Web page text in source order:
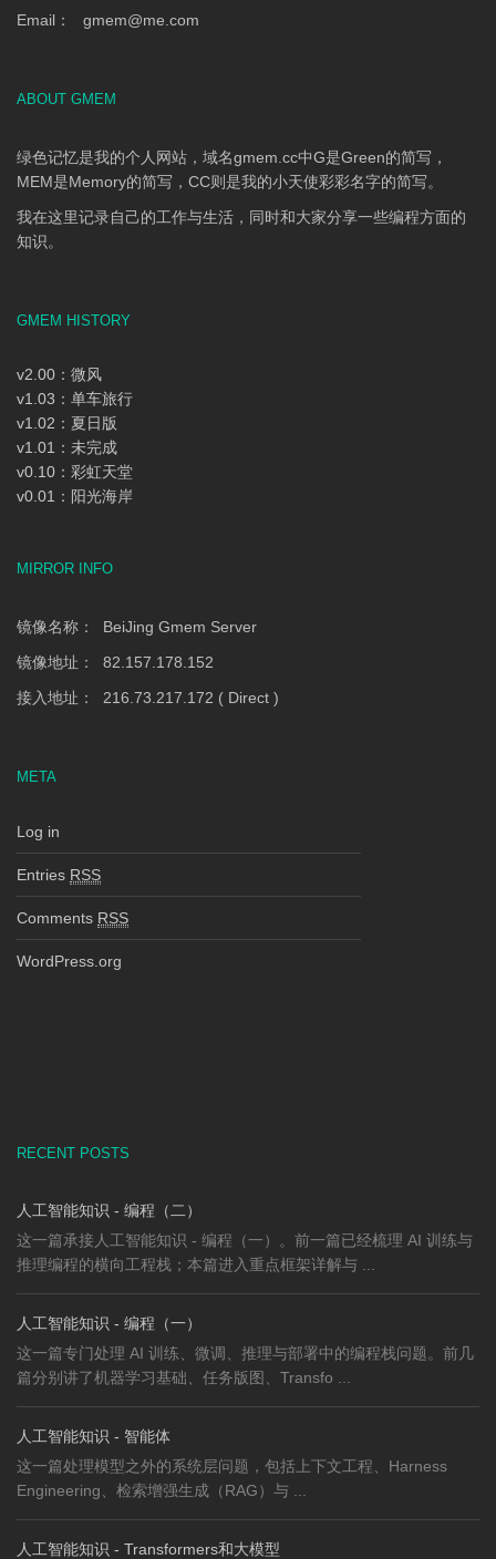
Email： gmem@me.com
ABOUT GMEM
绿色记忆是我的个人网站，域名gmem.cc中G是Green的简写，
MEM是Memory的简写，CC则是我的小天使彩彩名字的简写。
我在这里记录自己的工作与生活，同时和大家分享一些编程方面的
知识。
GMEM HISTORY
v2.00：微风
v1.03：单车旅行
v1.02：夏日版
v1.01：未完成
v0.10：彩虹天堂
v0.01：阳光海岸
MIRROR INFO
镜像名称： BeiJing Gmem Server
镜像地址： 82.157.178.152
接入地址： 216.73.217.172 ( Direct )
META
Log in
Entries RSS
Comments RSS
WordPress.org
RECENT POSTS
人工智能知识 - 编程（二）
这一篇承接人工智能知识 - 编程（一）。前一篇已经梳理 AI 训练与
推理编程的横向工程栈；本篇进入重点框架详解与 ...
人工智能知识 - 编程（一）
这一篇专门处理 AI 训练、微调、推理与部署中的编程栈问题。前几
篇分别讲了机器学习基础、任务版图、Transfo ...
人工智能知识 - 智能体
这一篇处理模型之外的系统层问题，包括上下文工程、Harness
Engineering、检索增强生成（RAG）与 ...
人工智能知识 - Transformers和大模型